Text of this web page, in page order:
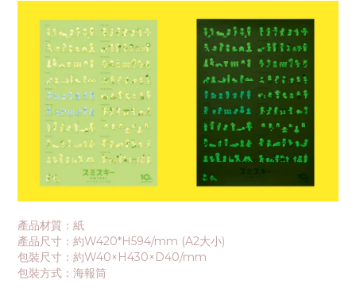
產品材質：紙
產品尺寸：約W420*H594/mm (A2大小)
包裝尺寸：約W40×H430×D40/mm
包裝方式：海報筒